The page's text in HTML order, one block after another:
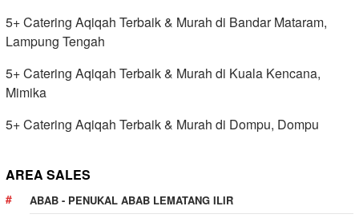
5+ Catering Aqiqah Terbaik & Murah di Bandar Mataram,
Lampung Tengah
5+ Catering Aqiqah Terbaik & Murah di Kuala Kencana,
Mimika
5+ Catering Aqiqah Terbaik & Murah di Dompu, Dompu
AREA SALES
ABAB - PENUKAL ABAB LEMATANG ILIR